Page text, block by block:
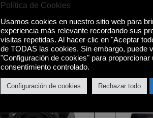
Productos
Política de Cookies
Usamos cookies en nuestro sitio web para
experiencia más relevante recordando sus
visitas repetidas. Al hacer clic en "Aceptar
de TODAS las cookies. Sin embargo, puede
"Configuración de cookies" para proporcionar
consentimiento controlado.
Configuración de cookies Rechazar todo